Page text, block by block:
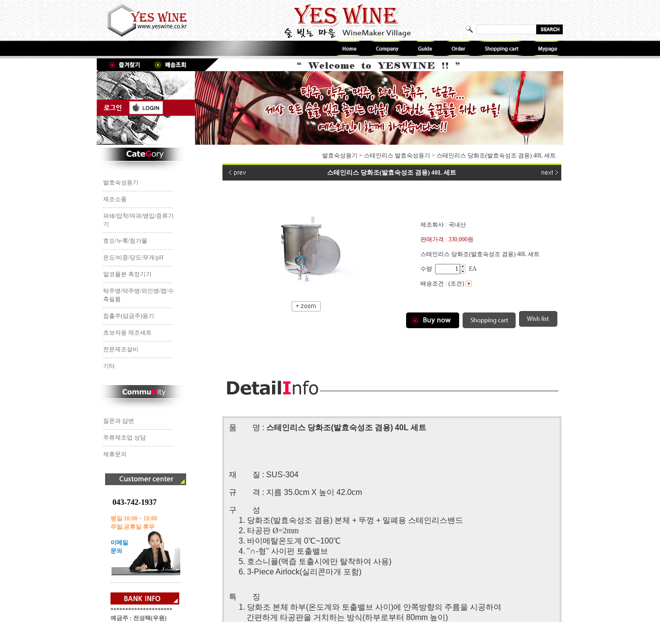
발효숙성용기
제조소품
파쇄/압착/여과/병입/증류기
기
효모/누룩/첨가물
온도/비중/당도/무게/pH
알코올분 측정기기
탁주병/약주병/와인병/캡/수
축필름
침출주(담금주)용기
초보자용 제조세트
전문제조설비
기타
질문과 답변
주류제조업 상담
제휴문의
043-742-1937
평일 10:00 ~ 18:00
주말,공휴일 휴무
이메일
문의
*********************
예금주 : 전성택(우원)
발효숙성용기 > 스테인리스 발효숙성용기 > 스테인리스 당화조(발효숙성조 겸용) 40L 세트
스테인리스 당화조(발효숙성조 겸용) 40L 세트
제조회사 : 국내산
판매가격 : 330,000원
스테인리스 당화조(발효숙성조 겸용) 40L 세트
수량 EA
배송조건 : (조건)
품 명 : 스테인리스 당화조(발효숙성조 겸용) 40L 세트
재 질 : SUS-304
규 격 : 지름 35.0cm X 높이 42.0cm
구 성
1. 당화조(발효숙성조 겸용) 본체 + 뚜껑 + 밀폐용 스테인리스밴드
2. 타공판 Ø=2mm
3. 바이메탈온도계 0℃~100℃
4. "∩-형" 사이펀 토출밸브
5. 호스니플(맥즙 토출시에만 탈착하여 사용)
6. 3-Piece Airlock(실리콘마개 포함)
특 징
1. 당화조 본체 하부(온도계와 토출밸브 사이)에 안쪽방향의 주름을 시공하여
간편하게 타공판을 거치하는 방식(하부로부터 80mm 높이)